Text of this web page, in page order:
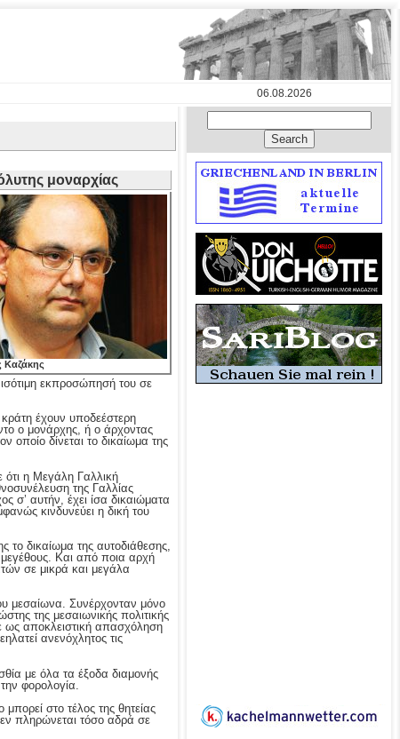
06.08.2026
μοναρχίας
Καζάκης
εκπροσώπησή του σε
κράτη έχουν υποδεέστερη
ο μονάρχης, ή ο άρχοντας
δίνεται το δικαίωμα της
ότι η Μεγάλη Γαλλική
της Γαλλίας
σ’ αυτήν, έχει ίσα δικαιώματα
κινδυνεύει η δική του
το δικαίωμα της αυτοδιάθεσης,
μεγέθους. Και από ποια αρχή
σε μικρά και μεγάλα
μεσαίωνα. Συνέρχονταν μόνο
της μεσαιωνικής πολιτικής
ως αποκλειστική απασχόληση
ανενόχλητος τις
με όλα τα έξοδα διαμονής
φορολογία.
στο τέλος της θητείας
πληρώνεται τόσο αδρά σε